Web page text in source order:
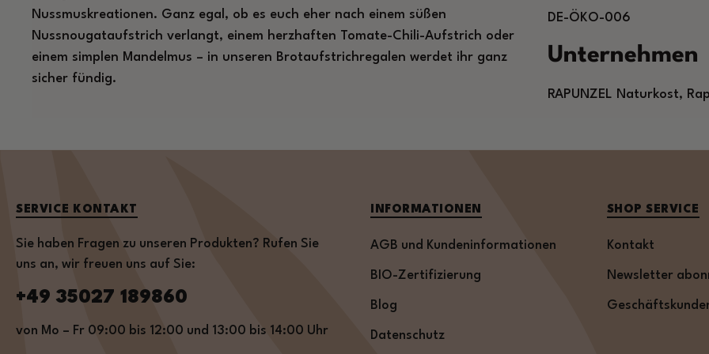
Nussmuskreationen. Ganz egal, ob es euch eher nach einem süßen
Nussnougataufstrich verlangt, einem herzhaften Tomate-Chili-Aufstrich oder
einem simplen Mandelmus – in unseren Brotaufstrichregalen werdet ihr ganz
sicher fündig.
DE-ÖKO-006
Unternehmen
RAPUNZEL Naturkost,
SERVICE KONTAKT
Sie haben Fragen zu unseren Produkten? Rufen Sie
uns an, wir freuen uns auf Sie:
+49 35027 189860
von Mo – Fr 09:00 bis 12:00 und 13:00 bis 14:00 Uhr
INFORMATIONEN
AGB und Kundeninformationen
BIO-Zertifizierung
Blog
Datenschutz
SHOP SERVICE
Kontakt
Newsletter